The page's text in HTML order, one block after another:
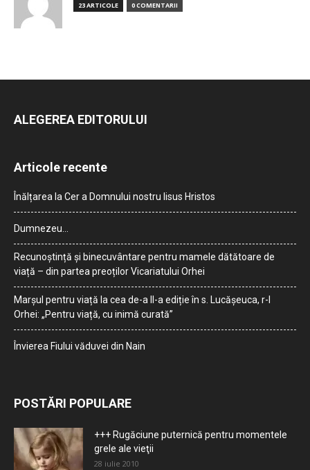
23 ARTICOLE 0 COMENTARII
ALEGEREA EDITORULUI
Articole recente
Înălțarea la Cer a Domnului nostru Iisus Hristos
Dumnezeu…
Recunoștință și binecuvântare pentru mamele dătătoare de
viață – din partea preoților Vicariatului Orhei
Marșul pentru viață la cea de-a II-a ediție în s. Lucășeuca, r-l
Orhei: „Pentru viață, cu inimă curată”
Învierea Fiului văduvei din Nain
POSTĂRI POPULARE
+++ Rugăciune puternică pentru momentele
grele ale vieţii
28 iulie 2010